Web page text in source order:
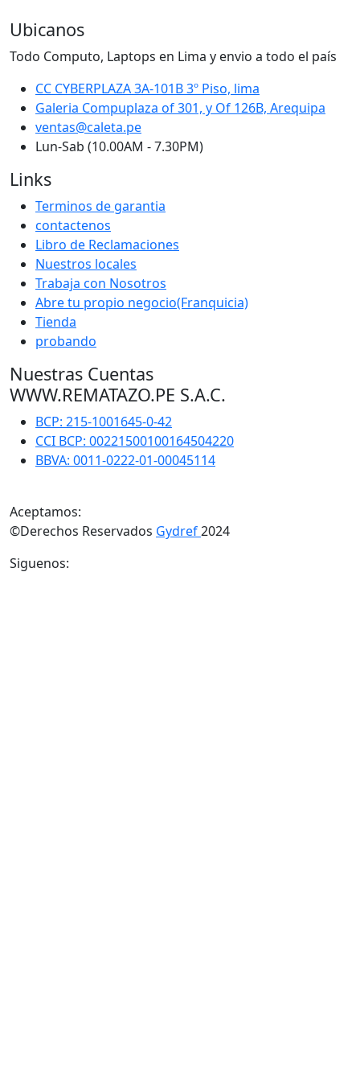
Ubicanos
Todo Computo, Laptops en Lima y envio a todo el país
CC CYBERPLAZA 3A-101B 3º Piso, lima
Galeria Compuplaza of 301, y Of 126B, Arequipa
ventas@caleta.pe
Lun-Sab (10.00AM - 7.30PM)
Links
Terminos de garantia
contactenos
Libro de Reclamaciones
Nuestros locales
Trabaja con Nosotros
Abre tu propio negocio(Franquicia)
Tienda
probando
Nuestras Cuentas
WWW.REMATAZO.PE S.A.C.
BCP: 215-1001645-0-42
CCI BCP: 00221500100164504220
BBVA: 0011-0222-01-00045114
Aceptamos:
©Derechos Reservados Gydref2024
Siguenos: